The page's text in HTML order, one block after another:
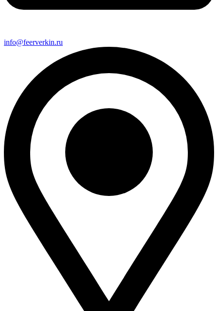
info@feerverkin.ru